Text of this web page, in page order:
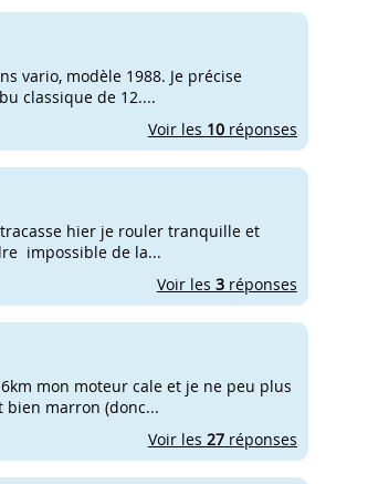
vario, modèle 1988. Je précise
classique de 12....
Voir les 10réponses
hier je rouler tranquille et
impossible de la...
Voir les 3réponses
mon moteur cale et je ne peu plus
bien marron (donc...
Voir les 27réponses